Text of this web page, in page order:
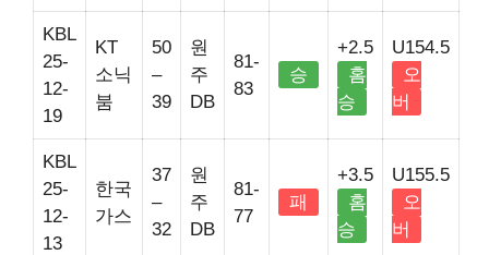
KBL
25-
12-
19
KT
소닉
붐
50
–
39
원
주
DB
81-
83
승
+2.5
홈
승
U154.5
오
버
KBL
25-
12-
13
한국
가스
37
–
32
원
주
DB
81-
77
패
+3.5
홈
승
U155.5
오
버